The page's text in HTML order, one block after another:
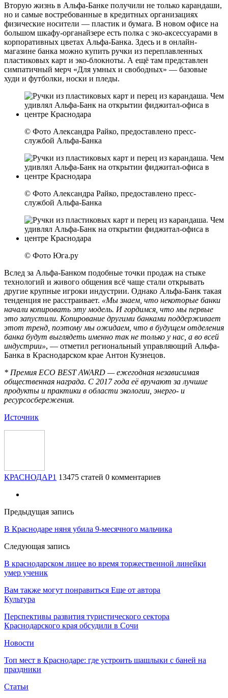
Вторую жизнь в Альфа-Банке получили не только карандаши,
но и самые востребованные в кредитных организациях
физические носители — пластик и бумага. В новом офисе на
большом шкафу-органайзере есть полка с эко-аксессуарами в
корпоративных цветах Альфа-Банка. Здесь и в онлайн-
магазине банка можно купить ручки из переплавленных
пластиковых карт и эко-блокноты. А ещё там представлен
симпатичный мерч «Для умных и свободных» — базовые
худи и футболки, носки и пледы.
© Фото Александра Райко, предоставлено пресс-
службой Альфа-Банка
© Фото Александра Райко, предоставлено пресс-
службой Альфа-Банка
© Фото Юга.ру
Вслед за Альфа-Банком подобные точки продаж на стыке
технологий и живого общения всё чаще стали открывать
другие крупные игроки индустрии. Однако Альфа-Банк такая
тенденция не расстраивает. «Мы знаем, что некоторые банки
начали копировать эту модель. И гордимся, что мы первые
это запустили. Копирование другими банками поддерживает
этот тренд, поэтому мы ожидаем, что в будущем отделения
банка будут выглядеть именно так не только у нас, а во всей
индустрии», — отметил региональный управляющий Альфа-
Банка в Краснодарском крае Антон Кузнецов.
* Премия ECO BEST AWARD — ежегодная независимая
общественная награда. С 2017 года её вручают за лучшие
продукты и практики в области экологии, энерго- и
ресурсосбережения.
Источник
КРАСНОДАР1 13475 статей 0 комментариев
Предыдущая запись
В Краснодаре няня убила 9-месячного мальчика
Следующая запись
В краснодарском лицее во время торжественной линейки
умер ученик
Вам также могут понравиться Еще от автора
Культура
Перспективы развития туристического сектора
Краснодарского края обсудили в Сочи
Новости
Топ мест в Краснодаре: где устроить шашлыки с баней на
праздники
Статьи